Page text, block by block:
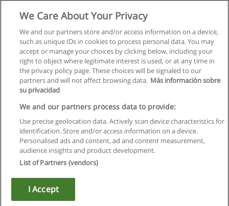
Курс Танго
+ информация по E-mail
Правила пользования
Конфиденциальность информации
Напишите Educaedu
Copyright © Educaedu Business S.L. - CIF : B-95610580: -
We Care About Your Privacy
We and our partners store and/or access information on a device,
such as unique IDs in cookies to process personal data. You may
accept or manage your choices by clicking below, including your
right to object where legitimate interest is used, or at any time in
the privacy policy page. These choices will be signaled to our
partners and will not affect browsing data. Más información sobre
su privacidad
We and our partners process data to provide:
Use precise geolocation data. Actively scan device characteristics for
identification. Store and/or access information on a device.
Personalised ads and content, ad and content measurement,
audience insights and product development.
List of Partners (vendors)
I Accept